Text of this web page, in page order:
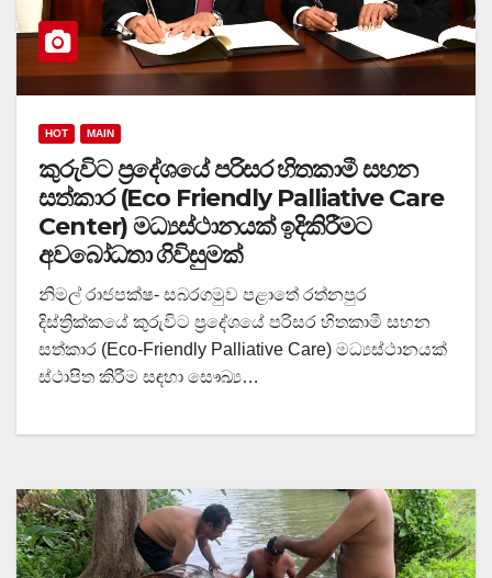
HOT MAIN
කුරුවිට ප්‍රදේශයේ පරිසර හිතකාමී සහන
සත්කාර (Eco Friendly Palliative Care
Center) මධ්‍යස්ථානයක් ඉදිකිරීමට
අවබෝධතා ගිවිසුමක්
නිමල් රාජපක්ෂ- සබරගමුව පළාතේ රත්නපුර
දිස්ත්‍රික්කයේ කුරුවිට ප්‍රදේශයේ පරිසර හිතකාමී සහන
සත්කාර (Eco-Friendly Palliative Care) මධ්‍යස්ථානයක්
ස්ථාපිත කිරීම සඳහා සෞඛ්‍ය…